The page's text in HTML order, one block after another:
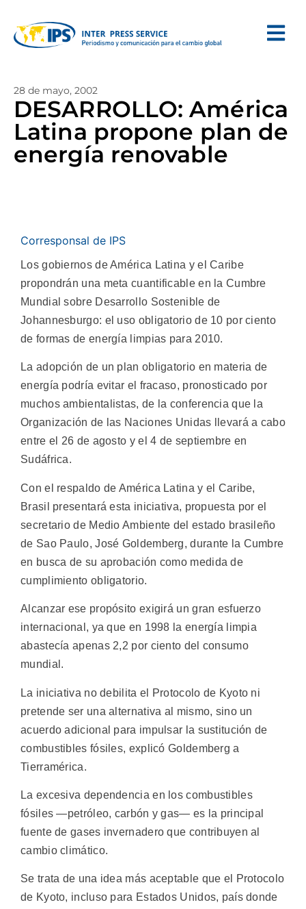
28 de mayo, 2002
DESARROLLO: América
Latina propone plan de
energía renovable
Corresponsal de IPS
Los gobiernos de América Latina y el Caribe
propondrán una meta cuantificable en la Cumbre
Mundial sobre Desarrollo Sostenible de
Johannesburgo: el uso obligatorio de 10 por ciento
de formas de energía limpias para 2010.
La adopción de un plan obligatorio en materia de
energía podría evitar el fracaso, pronosticado por
muchos ambientalistas, de la conferencia que la
Organización de las Naciones Unidas llevará a cabo
entre el 26 de agosto y el 4 de septiembre en
Sudáfrica.
Con el respaldo de América Latina y el Caribe,
Brasil presentará esta iniciativa, propuesta por el
secretario de Medio Ambiente del estado brasileño
de Sao Paulo, José Goldemberg, durante la Cumbre
en busca de su aprobación como medida de
cumplimiento obligatorio.
Alcanzar ese propósito exigirá un gran esfuerzo
internacional, ya que en 1998 la energía limpia
abastecía apenas 2,2 por ciento del consumo
mundial.
La iniciativa no debilita el Protocolo de Kyoto ni
pretende ser una alternativa al mismo, sino un
acuerdo adicional para impulsar la sustitución de
combustibles fósiles, explicó Goldemberg a
Tierramérica.
La excesiva dependencia en los combustibles
fósiles —petróleo, carbón y gas— es la principal
fuente de gases invernadero que contribuyen al
cambio climático.
Se trata de una idea más aceptable que el Protocolo
de Kyoto, incluso para Estados Unidos, país donde